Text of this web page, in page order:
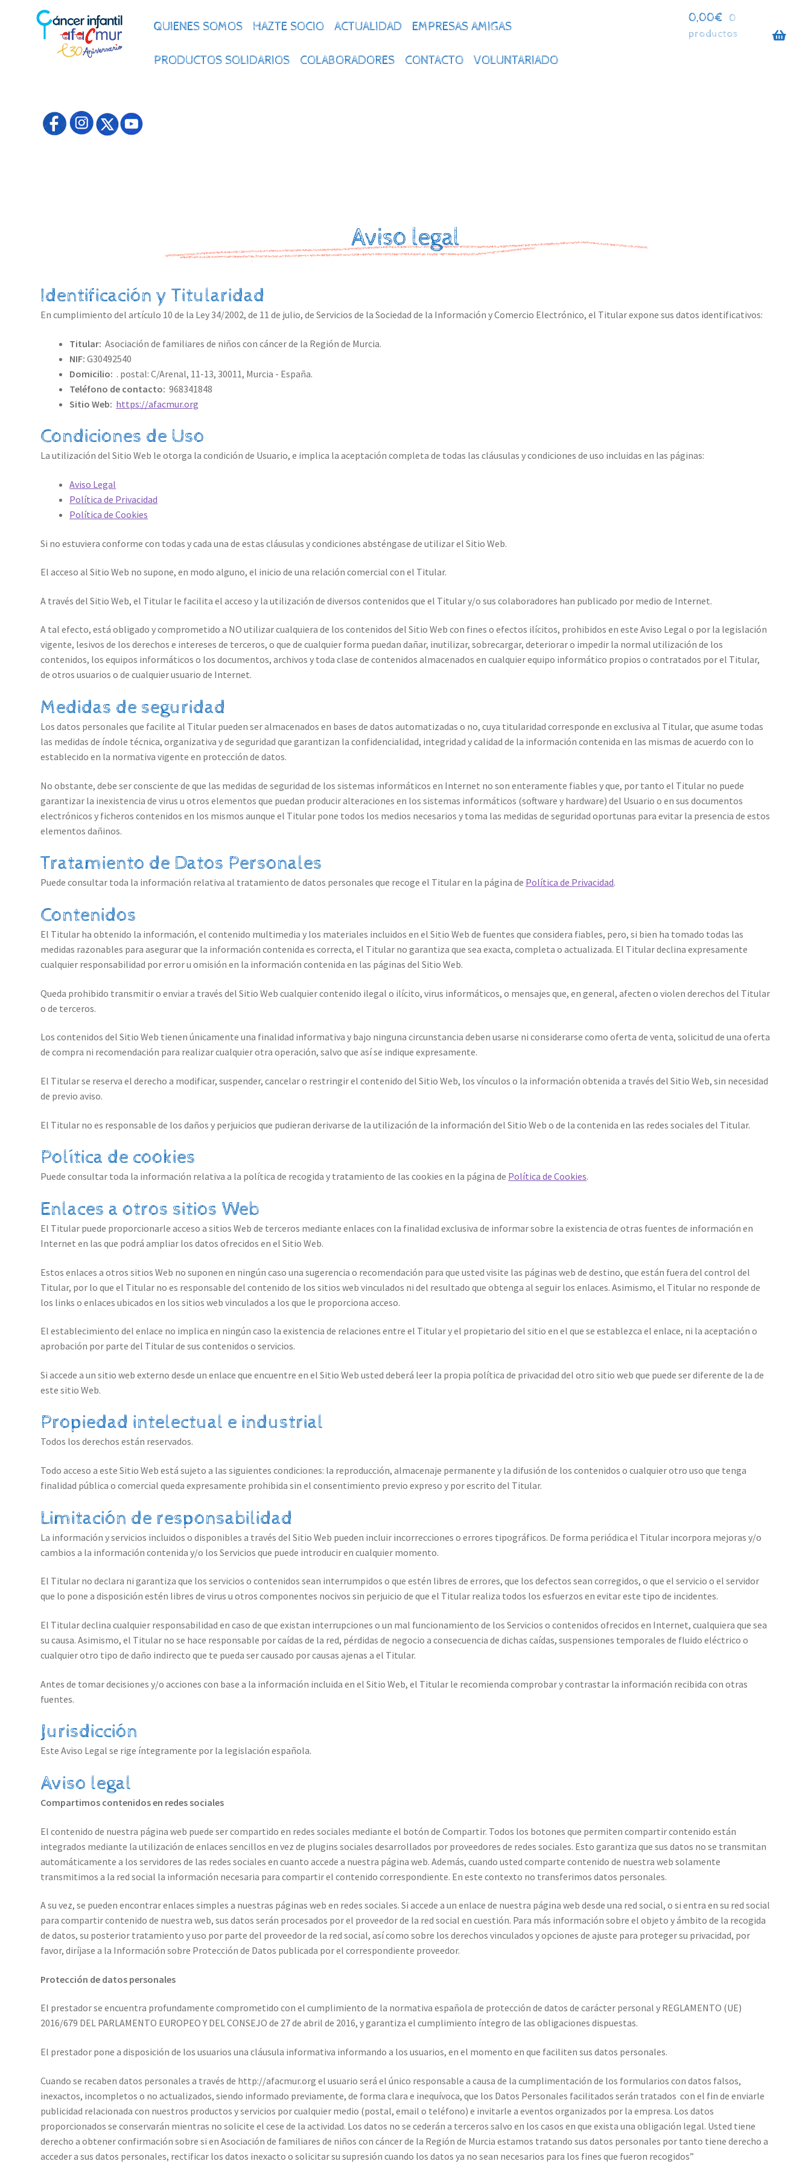
QUIENES SOMOS HAZTE SOCIO ACTUALIDAD EMPRESAS AMIGAS
PRODUCTOS SOLIDARIOS COLABORADORES CONTACTO VOLUNTARIADO
0,00€
0
productos
Aviso legal
Identificación y Titularidad
En cumplimiento del artículo 10 de la Ley 34/2002, de 11 de julio, de Servicios de la Sociedad de la Información y Comercio Electrónico, el Titular expone sus datos identificativos:
Titular: Asociación de familiares de niños con cáncer de la Región de Murcia.
NIF: G30492540
Domicilio: . postal: C/Arenal, 11-13, 30011, Murcia - España.
Teléfono de contacto: 968341848
Sitio Web: https://afacmur.org
Condiciones de Uso
La utilización del Sitio Web le otorga la condición de Usuario, e implica la aceptación completa de todas las cláusulas y condiciones de uso incluidas en las páginas:
Aviso Legal
Política de Privacidad
Política de Cookies
Si no estuviera conforme con todas y cada una de estas cláusulas y condiciones absténgase de utilizar el Sitio Web.
El acceso al Sitio Web no supone, en modo alguno, el inicio de una relación comercial con el Titular.
A través del Sitio Web, el Titular le facilita el acceso y la utilización de diversos contenidos que el Titular y/o sus colaboradores han publicado por medio de Internet.
A tal efecto, está obligado y comprometido a NO utilizar cualquiera de los contenidos del Sitio Web con fines o efectos ilícitos, prohibidos en este Aviso Legal o por la legislación
vigente, lesivos de los derechos e intereses de terceros, o que de cualquier forma puedan dañar, inutilizar, sobrecargar, deteriorar o impedir la normal utilización de los
contenidos, los equipos informáticos o los documentos, archivos y toda clase de contenidos almacenados en cualquier equipo informático propios o contratados por el Titular,
de otros usuarios o de cualquier usuario de Internet.
Medidas de seguridad
Los datos personales que facilite al Titular pueden ser almacenados en bases de datos automatizadas o no, cuya titularidad corresponde en exclusiva al Titular, que asume todas
las medidas de índole técnica, organizativa y de seguridad que garantizan la confidencialidad, integridad y calidad de la información contenida en las mismas de acuerdo con lo
establecido en la normativa vigente en protección de datos.
No obstante, debe ser consciente de que las medidas de seguridad de los sistemas informáticos en Internet no son enteramente fiables y que, por tanto el Titular no puede
garantizar la inexistencia de virus u otros elementos que puedan producir alteraciones en los sistemas informáticos (software y hardware) del Usuario o en sus documentos
electrónicos y ficheros contenidos en los mismos aunque el Titular pone todos los medios necesarios y toma las medidas de seguridad oportunas para evitar la presencia de estos
elementos dañinos.
Tratamiento de Datos Personales
Puede consultar toda la información relativa al tratamiento de datos personales que recoge el Titular en la página de Política de Privacidad.
Contenidos
El Titular ha obtenido la información, el contenido multimedia y los materiales incluidos en el Sitio Web de fuentes que considera fiables, pero, si bien ha tomado todas las
medidas razonables para asegurar que la información contenida es correcta, el Titular no garantiza que sea exacta, completa o actualizada. El Titular declina expresamente
cualquier responsabilidad por error u omisión en la información contenida en las páginas del Sitio Web.
Queda prohibido transmitir o enviar a través del Sitio Web cualquier contenido ilegal o ilícito, virus informáticos, o mensajes que, en general, afecten o violen derechos del Titular
o de terceros.
Los contenidos del Sitio Web tienen únicamente una finalidad informativa y bajo ninguna circunstancia deben usarse ni considerarse como oferta de venta, solicitud de una oferta
de compra ni recomendación para realizar cualquier otra operación, salvo que así se indique expresamente.
El Titular se reserva el derecho a modificar, suspender, cancelar o restringir el contenido del Sitio Web, los vínculos o la información obtenida a través del Sitio Web, sin necesidad
de previo aviso.
El Titular no es responsable de los daños y perjuicios que pudieran derivarse de la utilización de la información del Sitio Web o de la contenida en las redes sociales del Titular.
Política de cookies
Puede consultar toda la información relativa a la política de recogida y tratamiento de las cookies en la página de Política de Cookies.
Enlaces a otros sitios Web
El Titular puede proporcionarle acceso a sitios Web de terceros mediante enlaces con la finalidad exclusiva de informar sobre la existencia de otras fuentes de información en
Internet en las que podrá ampliar los datos ofrecidos en el Sitio Web.
Estos enlaces a otros sitios Web no suponen en ningún caso una sugerencia o recomendación para que usted visite las páginas web de destino, que están fuera del control del
Titular, por lo que el Titular no es responsable del contenido de los sitios web vinculados ni del resultado que obtenga al seguir los enlaces. Asimismo, el Titular no responde de
los links o enlaces ubicados en los sitios web vinculados a los que le proporciona acceso.
El establecimiento del enlace no implica en ningún caso la existencia de relaciones entre el Titular y el propietario del sitio en el que se establezca el enlace, ni la aceptación o
aprobación por parte del Titular de sus contenidos o servicios.
Si accede a un sitio web externo desde un enlace que encuentre en el Sitio Web usted deberá leer la propia política de privacidad del otro sitio web que puede ser diferente de la de
este sitio Web.
Propiedad intelectual e industrial
Todos los derechos están reservados.
Todo acceso a este Sitio Web está sujeto a las siguientes condiciones: la reproducción, almacenaje permanente y la difusión de los contenidos o cualquier otro uso que tenga
finalidad pública o comercial queda expresamente prohibida sin el consentimiento previo expreso y por escrito del Titular.
Limitación de responsabilidad
La información y servicios incluidos o disponibles a través del Sitio Web pueden incluir incorrecciones o errores tipográficos. De forma periódica el Titular incorpora mejoras y/o
cambios a la información contenida y/o los Servicios que puede introducir en cualquier momento.
El Titular no declara ni garantiza que los servicios o contenidos sean interrumpidos o que estén libres de errores, que los defectos sean corregidos, o que el servicio o el servidor
que lo pone a disposición estén libres de virus u otros componentes nocivos sin perjuicio de que el Titular realiza todos los esfuerzos en evitar este tipo de incidentes.
El Titular declina cualquier responsabilidad en caso de que existan interrupciones o un mal funcionamiento de los Servicios o contenidos ofrecidos en Internet, cualquiera que sea
su causa. Asimismo, el Titular no se hace responsable por caídas de la red, pérdidas de negocio a consecuencia de dichas caídas, suspensiones temporales de fluido eléctrico o
cualquier otro tipo de daño indirecto que te pueda ser causado por causas ajenas a el Titular.
Antes de tomar decisiones y/o acciones con base a la información incluida en el Sitio Web, el Titular le recomienda comprobar y contrastar la información recibida con otras
fuentes.
Jurisdicción
Este Aviso Legal se rige íntegramente por la legislación española.
Aviso legal
Compartimos contenidos en redes sociales
El contenido de nuestra página web puede ser compartido en redes sociales mediante el botón de Compartir. Todos los botones que permiten compartir contenido están
integrados mediante la utilización de enlaces sencillos en vez de plugins sociales desarrollados por proveedores de redes sociales. Esto garantiza que sus datos no se transmitan
automáticamente a los servidores de las redes sociales en cuanto accede a nuestra página web. Además, cuando usted comparte contenido de nuestra web solamente
transmitimos a la red social la información necesaria para compartir el contenido correspondiente. En este contexto no transferimos datos personales.
A su vez, se pueden encontrar enlaces simples a nuestras páginas web en redes sociales. Si accede a un enlace de nuestra página web desde una red social, o si entra en su red social
para compartir contenido de nuestra web, sus datos serán procesados por el proveedor de la red social en cuestión. Para más información sobre el objeto y ámbito de la recogida
de datos, su posterior tratamiento y uso por parte del proveedor de la red social, así como sobre los derechos vinculados y opciones de ajuste para proteger su privacidad, por
favor, diríjase a la Información sobre Protección de Datos publicada por el correspondiente proveedor.
Protección de datos personales
El prestador se encuentra profundamente comprometido con el cumplimiento de la normativa española de protección de datos de carácter personal y REGLAMENTO (UE)
2016/679 DEL PARLAMENTO EUROPEO Y DEL CONSEJO de 27 de abril de 2016, y garantiza el cumplimiento íntegro de las obligaciones dispuestas.
El prestador pone a disposición de los usuarios una cláusula informativa informando a los usuarios, en el momento en que faciliten sus datos personales.
Cuando se recaben datos personales a través de http://afacmur.org el usuario será el único responsable a causa de la cumplimentación de los formularios con datos falsos,
inexactos, incompletos o no actualizados, siendo informado previamente, de forma clara e inequívoca, que los Datos Personales facilitados serán tratados con el fin de enviarle
publicidad relacionada con nuestros productos y servicios por cualquier medio (postal, email o teléfono) e invitarle a eventos organizados por la empresa. Los datos
proporcionados se conservarán mientras no solicite el cese de la actividad. Los datos no se cederán a terceros salvo en los casos en que exista una obligación legal. Usted tiene
derecho a obtener confirmación sobre si en Asociación de familiares de niños con cáncer de la Región de Murcia estamos tratando sus datos personales por tanto tiene derecho a
acceder a sus datos personales, rectificar los datos inexacto o solicitar su supresión cuando los datos ya no sean necesarios para los fines que fueron recogidos”